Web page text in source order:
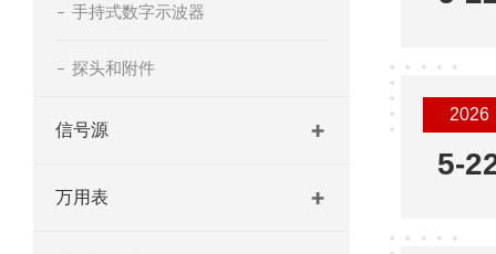
手持式数字示波器
探头和附件
信号源
万用表
2026
5-